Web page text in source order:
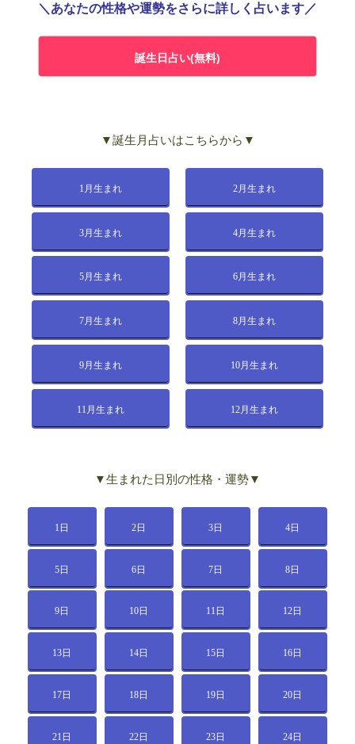
＼あなたの性格や運勢をさらに詳しく占います／
誕生日占い(無料)
▼誕生月占いはこちらから▼
1月生まれ 2月生まれ
3月生まれ 4月生まれ
5月生まれ 6月生まれ
7月生まれ 8月生まれ
9月生まれ 10月生まれ
11月生まれ 12月生まれ
▼生まれた日別の性格・運勢▼
1日 2日 3日 4日
5日 6日 7日 8日
9日 10日 11日 12日
13日 14日 15日 16日
17日 18日 19日 20日
21日 22日 23日 24日